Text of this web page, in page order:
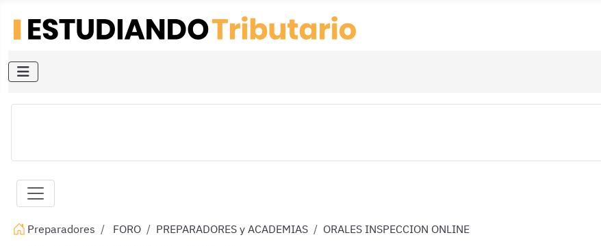
Preparadores FORO PREPARADORES y ACADEMIAS ORALES INSPECCION ONLINE